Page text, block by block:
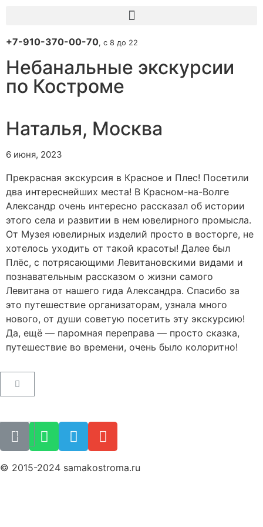
+7-910-370-00-70, с 8 до 22
Небанальные экскурсии
по Костроме
Наталья, Москва
6 июня, 2023
Прекрасная экскурсия в Красное и Плес! Посетили
два интереснейших места! В Красном-на-Волге
Александр очень интересно рассказал об истории
этого села и развитии в нем ювелирного промысла.
От Музея ювелирных изделий просто в восторге, не
хотелось уходить от такой красоты! Далее был
Плёс, с потрясающими Левитановскими видами и
познавательным рассказом о жизни самого
Левитана от нашего гида Александра. Спасибо за
это путешествие организаторам, узнала много
нового, от души советую посетить эту экскурсию!
Да, ещё — паромная переправа — просто сказка,
путешествие во времени, очень было колоритно!
Пользовательское соглашение
Как купить билет
© 2015-2024 samakostroma.ru